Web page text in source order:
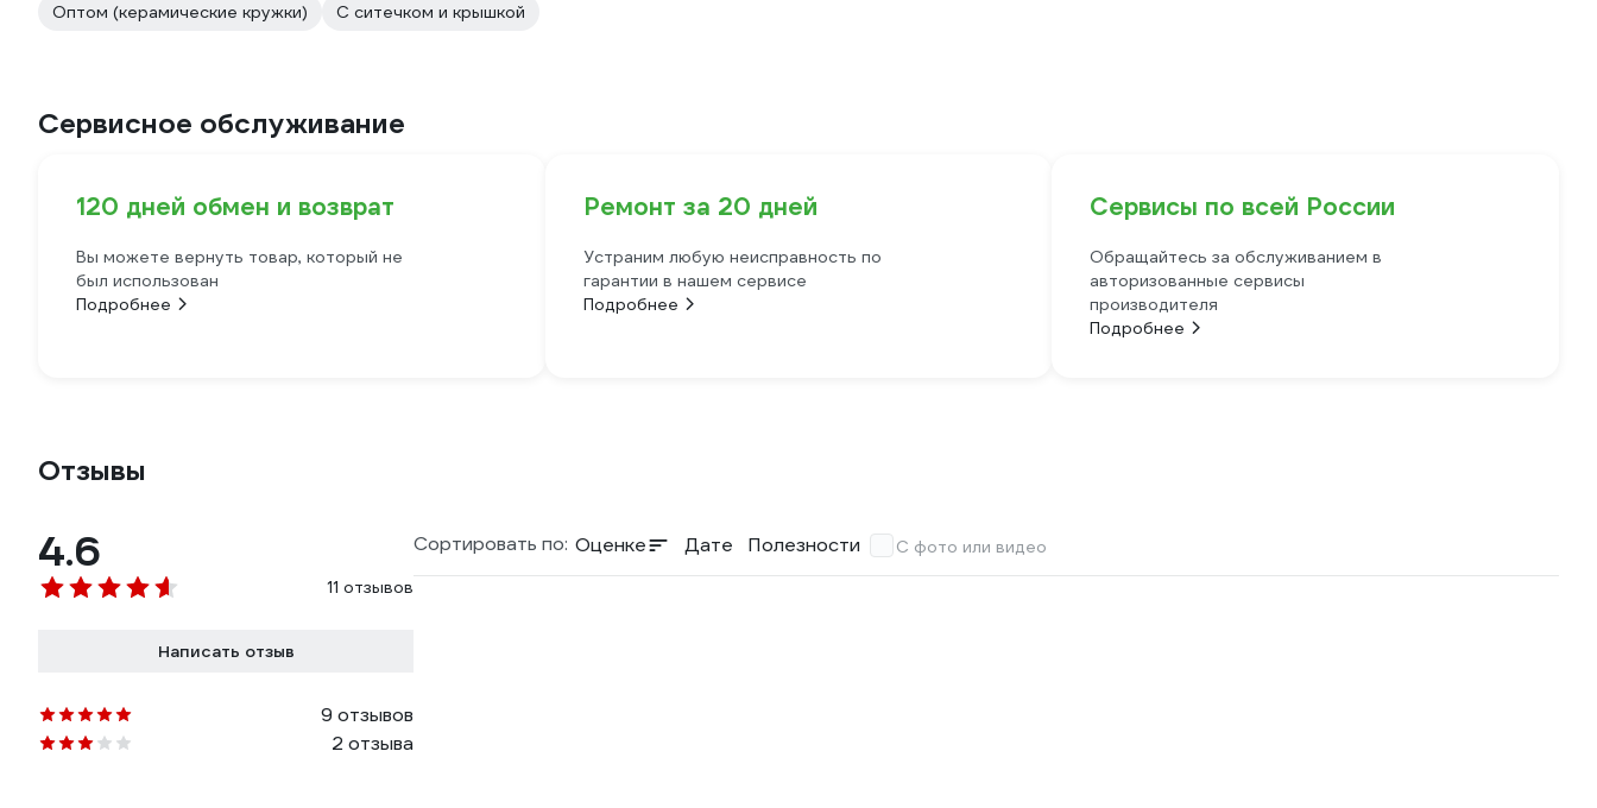
Оптом (керамические кружки)
С ситечком и крышкой
Сервисное обслуживание
120 дней обмен и возврат
Вы можете вернуть товар, который не
был использован
Подробнее
Ремонт за 20 дней
Устраним любую неисправность по
гарантии в нашем сервисе
Подробнее
Сервисы по всей России
Обращайтесь за обслуживанием в
авторизованные сервисы
производителя
Подробнее
Отзывы
4.6
11 отзывов
Написать отзыв
9 отзывов
2 отзыва
Сортировать по: Оценке Дате Полезности С фото или видео